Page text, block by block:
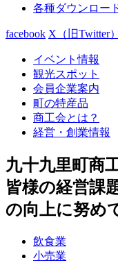
各種ダウンロー
facebook X（旧Twitter）
イベント情報
観光スポット
会員企業案内
町の特産品
商工会とは？
経営・創業情報
九十九里町商
皆様の経営課
の向上に努め
飲食業
小売業